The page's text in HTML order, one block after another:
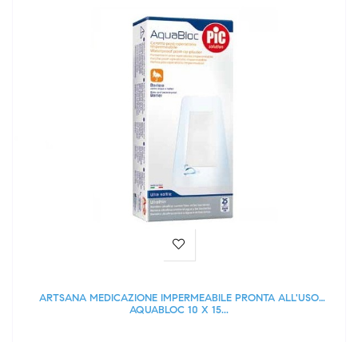
ARTSANA MEDICAZIONE IMPERMEABILE PRONTA ALL'USO
AQUABLOC 10 X 15...